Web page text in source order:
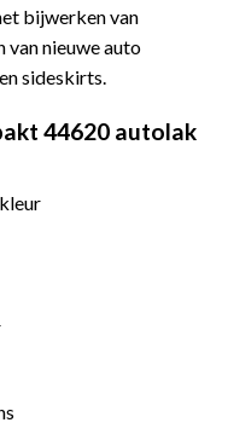
bijwerken van
nieuwe auto
sideskirts.
44620 autolak